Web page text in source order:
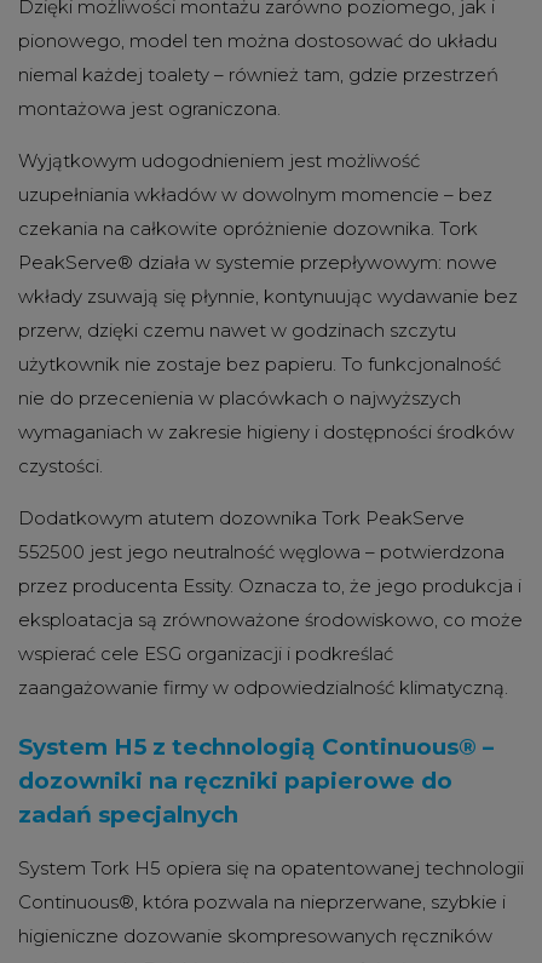
Dzięki możliwości montażu zarówno poziomego, jak i
pionowego, model ten można dostosować do układu
niemal każdej toalety – również tam, gdzie przestrzeń
montażowa jest ograniczona.
Wyjątkowym udogodnieniem jest możliwość
uzupełniania wkładów w dowolnym momencie – bez
czekania na całkowite opróżnienie dozownika. Tork
PeakServe® działa w systemie przepływowym: nowe
wkłady zsuwają się płynnie, kontynuując wydawanie bez
przerw, dzięki czemu nawet w godzinach szczytu
użytkownik nie zostaje bez papieru. To funkcjonalność
nie do przecenienia w placówkach o najwyższych
wymaganiach w zakresie higieny i dostępności środków
czystości.
Dodatkowym atutem dozownika Tork PeakServe
552500 jest jego neutralność węglowa – potwierdzona
przez producenta Essity. Oznacza to, że jego produkcja i
eksploatacja są zrównoważone środowiskowo, co może
wspierać cele ESG organizacji i podkreślać
zaangażowanie firmy w odpowiedzialność klimatyczną.
System H5 z technologią Continuous® –
dozowniki na ręczniki papierowe do
zadań specjalnych
System Tork H5 opiera się na opatentowanej technologii
Continuous®, która pozwala na nieprzerwane, szybkie i
higieniczne dozowanie skompresowanych ręczników